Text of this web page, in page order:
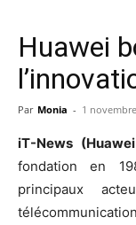
Huawei
Par Monia - 1
iT-News
fondation en
principaux